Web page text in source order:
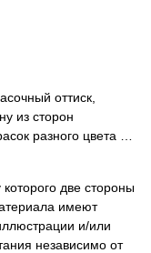
оттиск,
из сторон
разного цвета …
две стороны
имеют
и/или
независимо от